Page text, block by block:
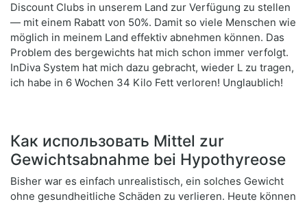
Discount Clubs in unserem Land zur Verfügung zu stellen
— mit einem Rabatt von 50%. Damit so viele Menschen wie
möglich in meinem Land effektiv abnehmen können. Das
Problem des bergewichts hat mich schon immer verfolgt.
InDiva System hat mich dazu gebracht, wieder L zu tragen,
ich habe in 6 Wochen 34 Kilo Fett verloren! Unglaublich!
Как использовать Mittel zur
Gewichtsabnahme bei Hypothyreose
Bisher war es einfach unrealistisch, ein solches Gewicht
ohne gesundheitliche Schäden zu verlieren. Heute können